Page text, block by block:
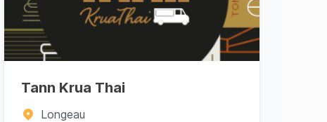
Tann Krua Thai
Longeau